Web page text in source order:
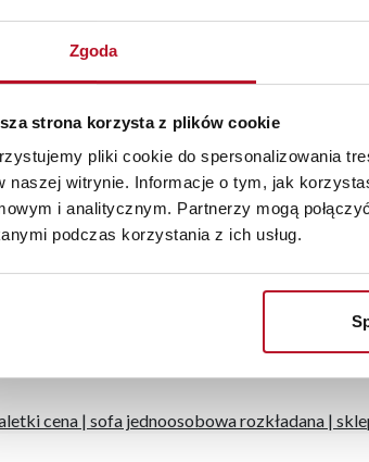
Zgoda
strona korzysta z plików cookie
pliki cookie do spersonalizowania
naszej witrynie. Informacje o tym, jak
i analitycznym. Partnerzy mogą
podczas korzystania z ich usług.
LED),
270m3/h,
wentylatora: 3,
kołyskowymi,
oferujemy pomoc w aranżacji mebli, a
pomieszczenia wraz z wyceną. Każde
internetowych czas dostawy wynosi do 5 dni
miejsca złożenia zamówienia.
poglądowy. Rzeczywiste kolory i struktura
cena | sofa jednoosobowa rozkładana |